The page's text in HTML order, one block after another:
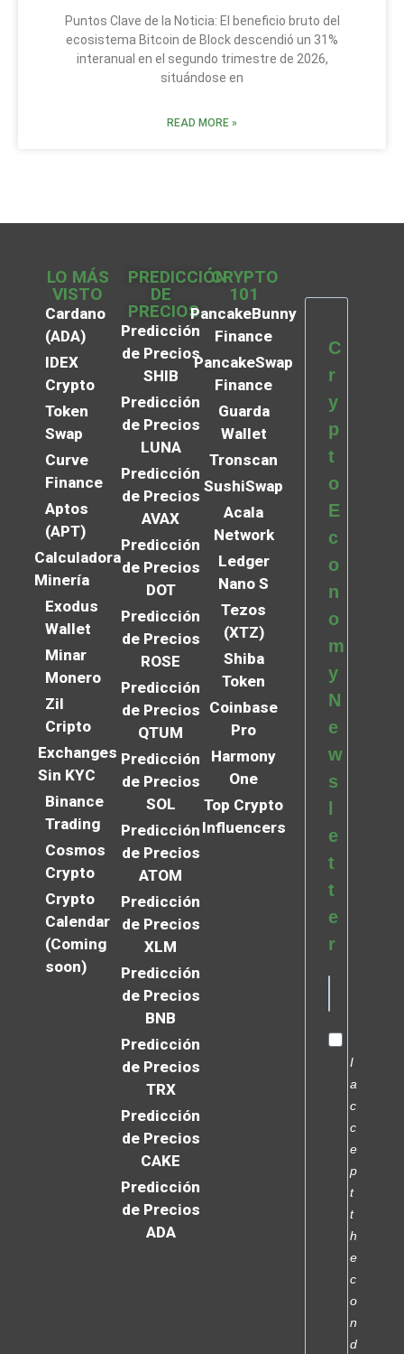
Puntos Clave de la Noticia: El beneficio bruto del
ecosistema Bitcoin de Block descendió un 31%
interanual en el segundo trimestre de 2026,
situándose en
READ MORE »
LO MÁS
VISTO
Cardano
(ADA)
IDEX
Crypto
Token
Swap
Curve
Finance
Aptos
(APT)
Calculadora
Minería
Exodus
Wallet
Minar
Monero
Zil
Cripto
Exchanges
Sin KYC
Binance
Trading
Cosmos
Crypto
Crypto
Calendar
(Coming
soon)
PREDICCIÓN
DE
PRECIOS
Predicción
de Precios
SHIB
Predicción
de Precios
LUNA
Predicción
de Precios
AVAX
Predicción
de Precios
DOT
Predicción
de Precios
ROSE
Predicción
de Precios
QTUM
Predicción
de Precios
SOL
Predicción
de Precios
ATOM
Predicción
de Precios
XLM
Predicción
de Precios
BNB
Predicción
de Precios
TRX
Predicción
de Precios
CAKE
Predicción
de Precios
ADA
CRYPTO
101
PancakeBunny
Finance
PancakeSwap
Finance
Guarda
Wallet
Tronscan
SushiSwap
Acala
Network
Ledger
Nano S
Tezos
(XTZ)
Shiba
Token
Coinbase
Pro
Harmony
One
Top Crypto
Influencers
C
r
y
p
t
o
E
c
o
n
o
m
y
N
e
w
s
e
t
t
e
r
I
a
c
c
e
p
t
t
h
e
c
o
n
d